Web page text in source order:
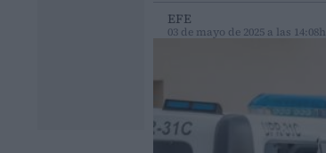
EFE
03 de mayo de 2025 a las 14:08h